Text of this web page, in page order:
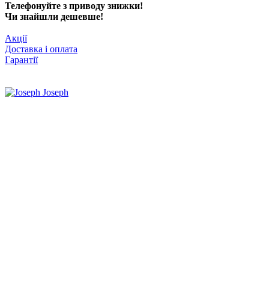
Телефонуйте з приводу знижки!
Чи знайшли дешевше!
Акції
Доставка і оплата
Гарантії